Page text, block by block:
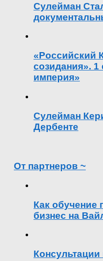
Сулейман
«Российский
созидания». 1
империя»
Сулейман
Дербенте
От партнеров ~
Как обучение
бизнес на
Консультации